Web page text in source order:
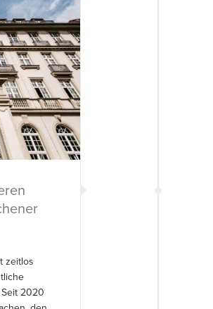
zeitlos
2020